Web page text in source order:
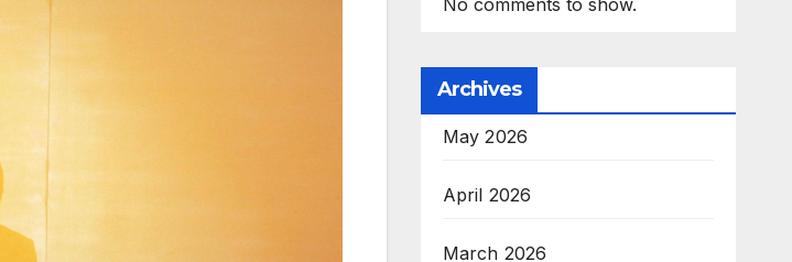
No comments to show.
Archives
May 2026
April 2026
March 2026